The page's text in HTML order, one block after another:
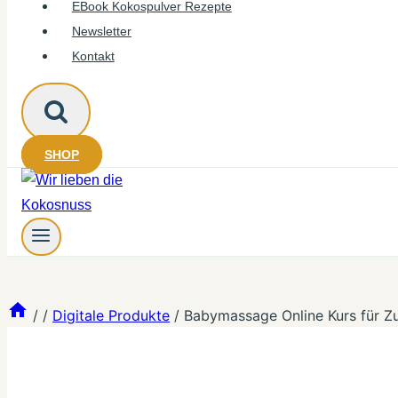
EBook Kokospulver Rezepte
Newsletter
Kontakt
SHOP
/ / Digitale Produkte / Babymassage Online Kurs für